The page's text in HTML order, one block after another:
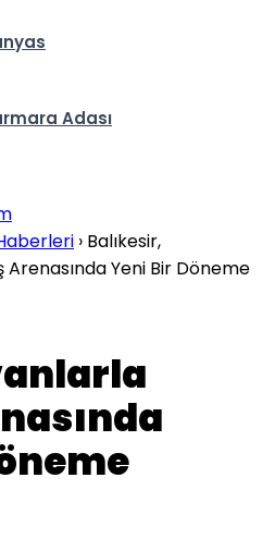
Adası
› Balıkesir,
Yeni Bir Döneme